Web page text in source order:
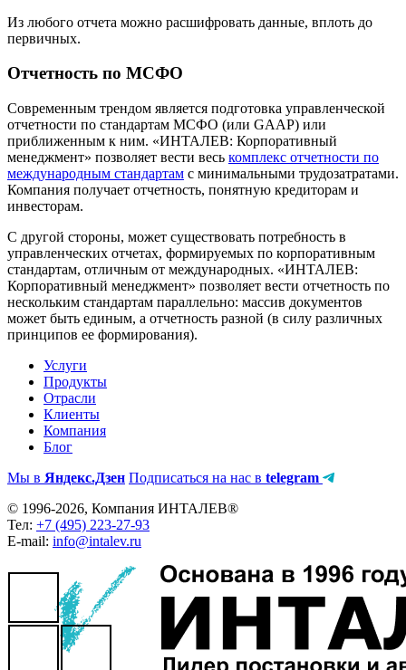
Из любого отчета можно расшифровать данные, вплоть до
первичных.
Отчетность по МСФО
Современным трендом является подготовка управленческой
отчетности по стандартам МСФО (или GAAP) или
приближенным к ним. «ИНТАЛЕВ: Корпоративный
менеджмент» позволяет вести весь комплекс отчетности по
международным стандартам с минимальными трудозатратами.
Компания получает отчетность, понятную кредиторам и
инвесторам.
С другой стороны, может существовать потребность в
управленческих отчетах, формируемых по корпоративным
стандартам, отличным от международных. «ИНТАЛЕВ:
Корпоративный менеджмент» позволяет вести отчетность по
нескольким стандартам параллельно: массив документов
может быть единым, а отчетность разной (в силу различных
принципов ее формирования).
Услуги
Продукты
Отрасли
Клиенты
Компания
Блог
Мы в Яндекс.Дзен Подписаться на нас в telegram
© 1996-2026, Компания ИНТАЛЕВ®
Тел: +7 (495) 223-27-93
E-mail: info@intalev.ru